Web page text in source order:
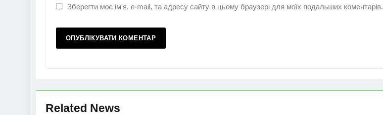
Зберегти моє ім'я, e-mail, та адресу сайту в цьому браузері для моїх подальших коментарів.
Related News